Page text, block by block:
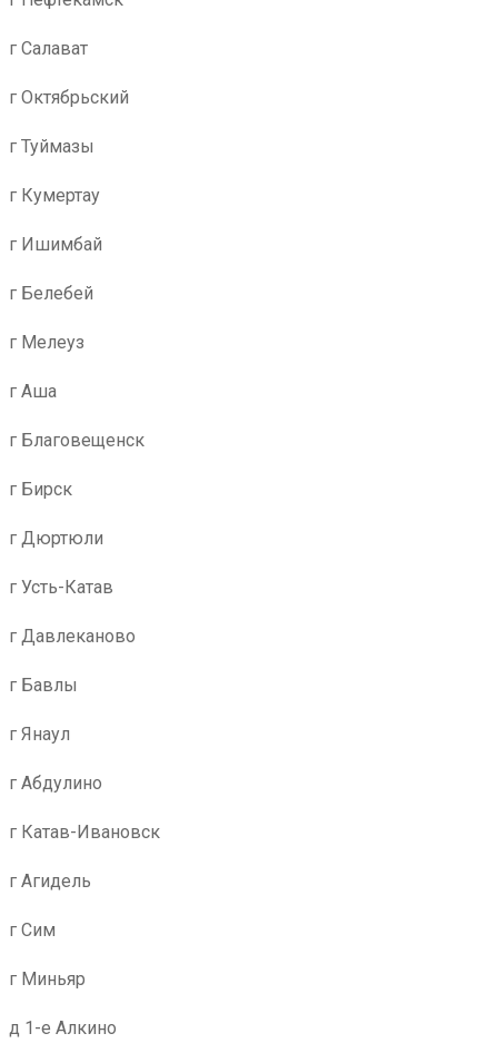
г Салават
г Октябрьский
г Туймазы
г Кумертау
г Ишимбай
г Белебей
г Мелеуз
г Аша
г Благовещенск
г Бирск
г Дюртюли
г Усть-Катав
г Давлеканово
г Бавлы
г Янаул
г Абдулино
г Катав-Ивановск
г Агидель
г Сим
г Миньяр
д 1-е Алкино